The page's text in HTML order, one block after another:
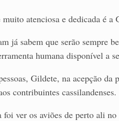
muito atenciosa e dedicada é
já sabem que serão sempre
humana disponível a
Gildete, na acepção
contribuintes cassilandenses.
foi ver os aviões de perto ali